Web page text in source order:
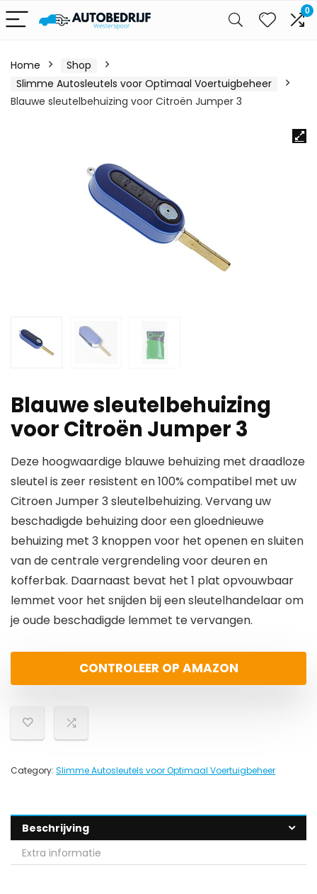
0
Home
Shop
Slimme Autosleutels voor Optimaal Voertuigbeheer
Blauwe sleutelbehuizing voor Citroën Jumper 3
Blauwe sleutelbehuizing
voor Citroën Jumper 3
Deze hoogwaardige blauwe behuizing met draadloze
sleutel is zeer resistent en 100% compatibel met uw
Citroen Jumper 3 sleutelbehuizing. Vervang uw
beschadigde behuizing door een gloednieuwe
behuizing met 3 knoppen voor het openen en sluiten
van de centrale vergrendeling voor deuren en
kofferbak. Daarnaast bevat het 1 plat opvouwbaar
lemmet voor het snijden bij een sleutelhandelaar om
je oude beschadigde lemmet te vervangen.
CONTROLEER OP AMAZON
Category: Slimme Autosleutels voor Optimaal Voertuigbeheer
Beschrijving
Extra informatie